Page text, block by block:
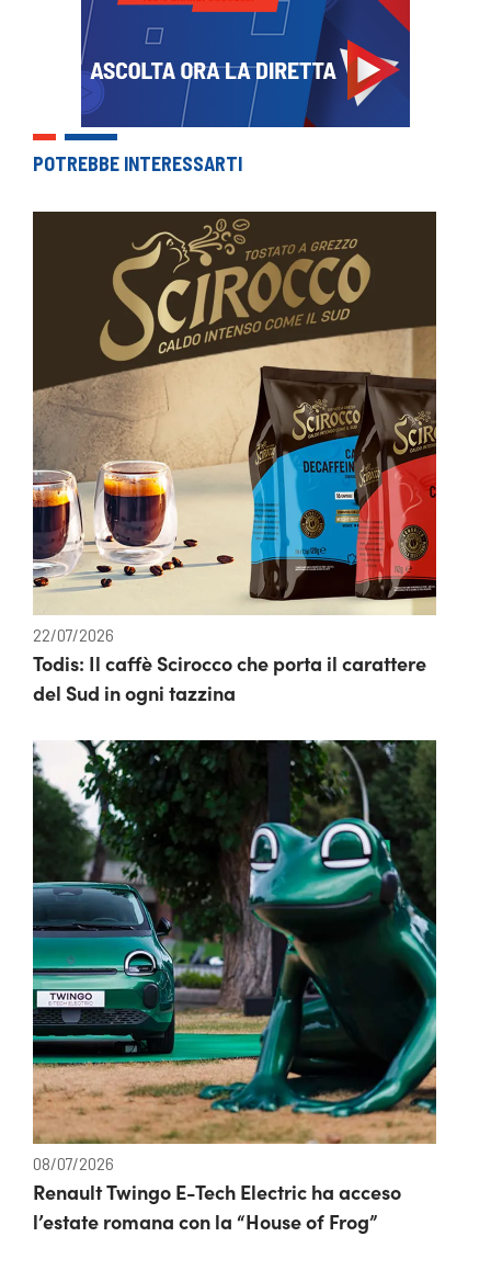
POTREBBE INTERESSARTI
22/07/2026
Todis: Il caffè Scirocco che porta il carattere
del Sud in ogni tazzina
08/07/2026
Renault Twingo E-Tech Electric ha acceso
l’estate romana con la “House of Frog”